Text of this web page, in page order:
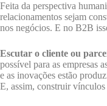
Feita da perspectiva
relacionamentos sejam
nos negócios. E no B2B
Escutar o cliente ou
possível para as empresas
e as inovações estão
E, assim, construir vínculos